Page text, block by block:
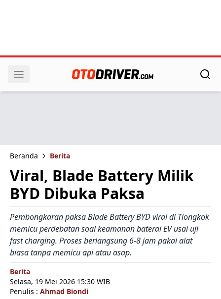
Beranda Berita
Viral, Blade Battery Milik
BYD Dibuka Paksa
Pembongkaran paksa Blade Battery BYD viral di Tiongkok
memicu perdebatan soal keamanan baterai EV usai uji
fast charging. Proses berlangsung 6-8 jam pakai alat
biasa tanpa memicu api atau asap.
Berita
Selasa, 19 Mei 2026 15:30 WIB
Penulis : Ahmad Biondi